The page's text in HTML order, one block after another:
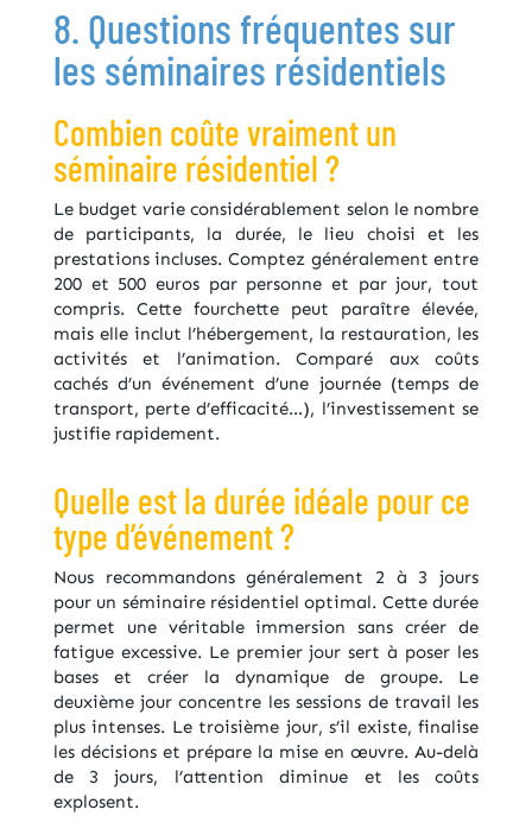
8. Questions fréquentes sur
les séminaires résidentiels
Combien coûte vraiment un
séminaire résidentiel ?
Le budget varie considérablement selon le nombre
de participants, la durée, le lieu choisi et les
prestations incluses. Comptez généralement entre
200 et 500 euros par personne et par jour, tout
compris. Cette fourchette peut paraître élevée,
mais elle inclut l’hébergement, la restauration, les
activités et l’animation. Comparé aux coûts
cachés d’un événement d’une journée (temps de
transport, perte d’efficacité…), l’investissement se
justifie rapidement.
Quelle est la durée idéale pour ce
type d’événement ?
Nous recommandons généralement 2 à 3 jours
pour un séminaire résidentiel optimal. Cette durée
permet une véritable immersion sans créer de
fatigue excessive. Le premier jour sert à poser les
bases et créer la dynamique de groupe. Le
deuxième jour concentre les sessions de travail les
plus intenses. Le troisième jour, s’il existe, finalise
les décisions et prépare la mise en œuvre. Au-delà
de 3 jours, l’attention diminue et les coûts
explosent.